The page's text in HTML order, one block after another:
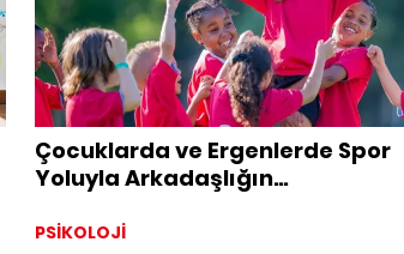
Çocuklarda ve Ergenlerde Spor
Yoluyla Arkadaşlığın
PSİKOLOJİ